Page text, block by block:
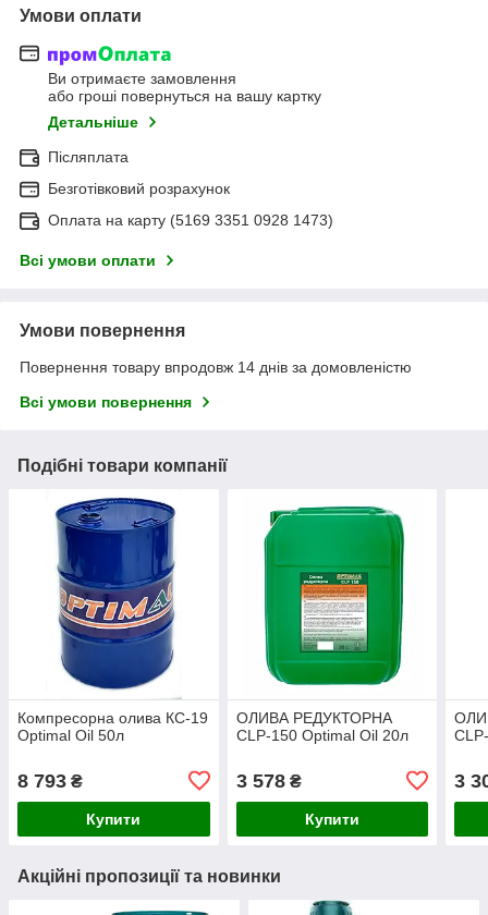
Умови оплати
Ви отримаєте замовлення
або гроші повернуться на вашу картку
Детальніше
Післяплата
Безготівковий розрахунок
Оплата на карту (5169 3351 0928 1473)
Всі умови оплати
Умови повернення
Повернення товару впродовж 14 днів за домовленістю
Всі умови повернення
Подібні товари компанії
Компресорна олива КС-19
Optimal Oil 50л
8 793 ₴
Купити
ОЛИВА РЕДУКТОРНА
CLP-150 Optimal Oil 20л
3 578₴
Купити
3
Акційні пропозиції та новинки